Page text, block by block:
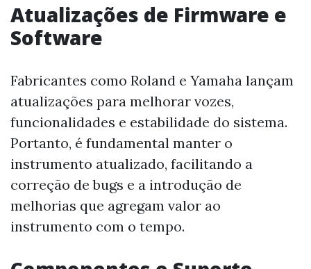
Atualizações de Firmware e
Software
Fabricantes como Roland e Yamaha lançam
atualizações para melhorar vozes,
funcionalidades e estabilidade do sistema.
Portanto, é fundamental manter o
instrumento atualizado, facilitando a
correção de bugs e a introdução de
melhorias que agregam valor ao
instrumento com o tempo.